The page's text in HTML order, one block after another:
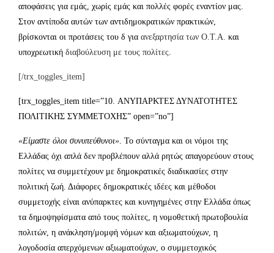
αποφάσεις για εμάς, χωρίς εμάς και πολλές φορές εναντίον μας.
Στον αντίποδα αυτών των αντιδημοκρατικών πρακτικών,
βρίσκονται οι προτάσεις του δ για ανεξαρτησία των Ο.Τ.Α. και
υποχρεωτική διαβούλευση με τους πολίτες
[/trx_toggles_item]
[trx_toggles_item title=”10. ΑΝΥΠΑΡΚΤΕΣ ΔΥΝΑΤΟΤΗΤΕΣ
ΠΟΛΙΤΙΚΗΣ ΣΥΜΜΕΤΟΧΗΣ” open=”no”]
«Είμαστε όλοι συνυπεύθυνοι» . Το σύνταγμα και οι νόμοι της
Ελλάδας όχι απλά δεν προβλέπουν αλλά ρητώς απαγορεύουν στους
πολίτες να συμμετέχουν με δημοκρατικές διαδικασίες στην
πολιτική ζωή. Διάφορες δημοκρατικές ιδέες και μέθοδοι
συμμετοχής είναι ανύπαρκτες και κυνηγημένες στην Ελλάδα όπως
τα δημοψηφίσματα από τους πολίτες, η νομοθετική πρωτοβουλία
πολιτών, η ανάκληση/μομφή νόμων και αξιωματούχων, η
λογοδοσία απερχόμενων αξιωματούχων, ο συμμετοχικός